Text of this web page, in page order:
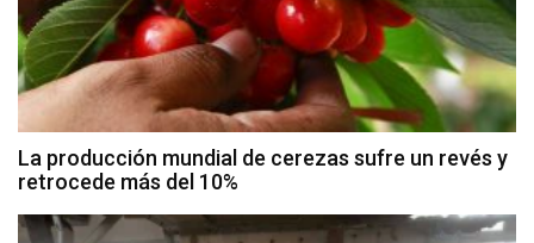
La producción mundial de cerezas sufre un revés y
retrocede más del 10%